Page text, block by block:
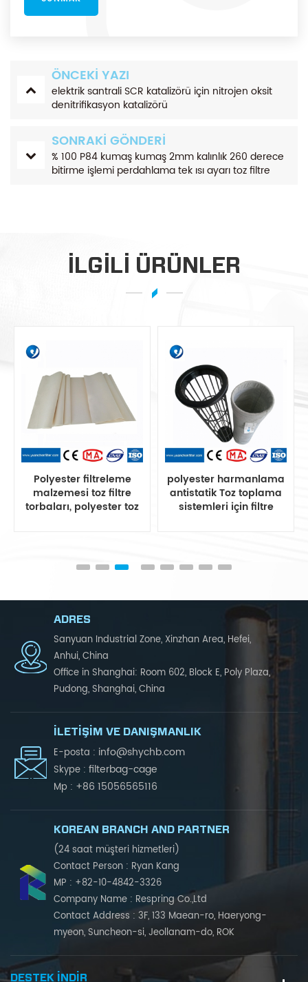
ÖNCEKI YAZI
elektrik santrali SCR katalizörü için nitrojen oksit
denitrifikasyon katalizörü
SONRAKI GÖNDERI
% 100 P84 kumaş kumaş 2mm kalınlık 260 derece
bitirme işlemi perdahlama tek ısı ayarı toz filtre
ILGILI ÜRÜNLER
Polyester filtreleme
malzemesi toz filtre
torbaları, polyester toz
polyester harmanlama
antistatik Toz toplama
sistemleri için filtre
ADRES
Sanyuan Industrial Zone, Xinzhan Area, Hefei,
Anhui, China
Office in Shanghai: Room 602, Block E, Poly Plaza,
Pudong, Shanghai, China
İLETIŞIM VE DANIŞMANLIK
E-posta : info@shychb.com
Skype : filterbag-cage
Mp : +86 15056565116
KOREAN BRANCH AND PARTNER
(24 saat müşteri hizmetleri)
Contact Person : Ryan Kang
MP : +82-10-4842-3326
Company Name : Respring Co.,Ltd
Contact Address : 3F, 133 Maean-ro, Haeryong-
myeon, Suncheon-si, Jeollanam-do, ROK
DESTEK INDIR